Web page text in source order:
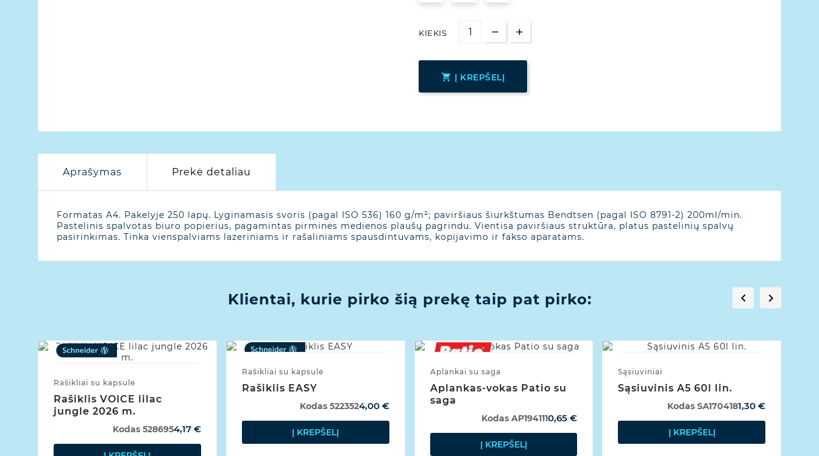
KIEKIS
 Į KREPŠELĮ
Aprašymas Prekė detaliau
Formatas A4. Pakelyje 250 lapų. Lyginamasis svoris (pagal ISO 536) 160 g/m²; paviršiaus šiurkštumas Bendtsen (pagal ISO 8791-2) 200ml/min.
Pastelinis spalvotas biuro popierius, pagamintas pirminės medienos plaušų pagrindu. Vientisa paviršiaus struktūra, platus pastelinių spalvų
pasirinkimas. Tinka vienspalviams lazeriniams ir rašaliniams spausdintuvams, kopijavimo ir fakso aparatams.
Klientai, kurie pirko šią prekę taip pat pirko:  
Rašikliai su kapsule
Rašiklis VOICE lilac
jungle 2026 m.
4,17 €
Kodas 528695
Rašikliai su kapsule
Rašiklis EASY
4,00 €
Kodas 522352
Į KREPŠELĮ
Aplankai su saga
Aplankas-vokas Patio su
saga
0,65 €
KodasAP194111
Į KREPŠELĮ
Sąsiuviniai
Sąsiuvinis A5 60l lin.
1,30 €
Kodas SA170418
Į KREPŠELĮ